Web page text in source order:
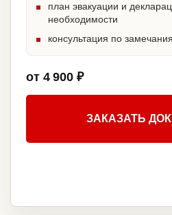
план эвакуации и
необходимости
консультация по
от 4 900 ₽
ЗАКАЗАТЬ